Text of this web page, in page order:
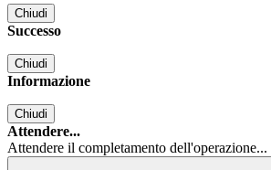
Chiudi
Successo
Chiudi
Informazione
Chiudi
Attendere...
Attendere il completamento dell'operazione...